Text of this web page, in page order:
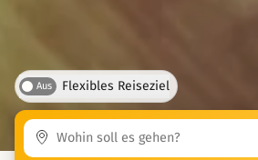
Aus Flexibles Reiseziel